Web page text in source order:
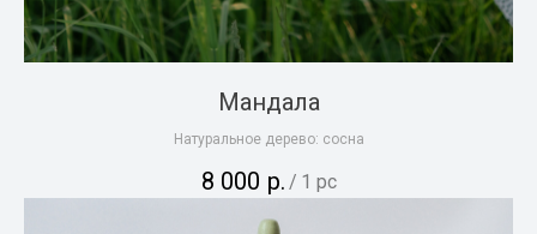
Мандала
Натуральное дерево: сосна
8 000 р. / 1 pc